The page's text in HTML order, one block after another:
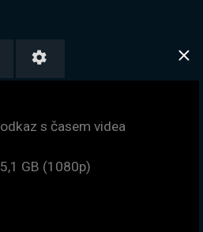
odkaz s časem videa
5,1 GB (1080p)